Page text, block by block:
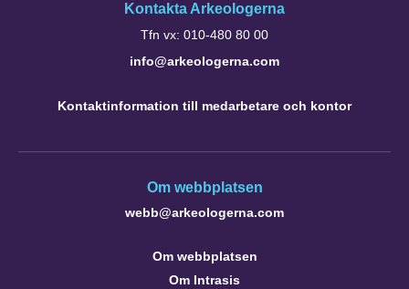
Kontakta Arkeologerna
Tfn vx: 010-480 80 00
info@arkeologerna.com
Kontaktinformation till medarbetare och kontor
Om webbplatsen
webb@arkeologerna.com
Om webbplatsen
Om Intrasis